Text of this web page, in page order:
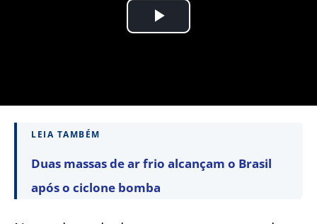
LEIA TAMBÉM
Duas massas de ar frio alcançam o Brasil
após o ciclone bomba